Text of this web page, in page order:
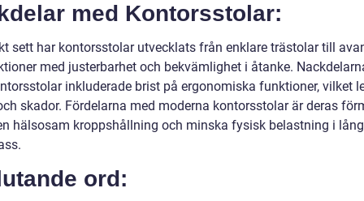
med Kontorsstolar:
sett har kontorsstolar utvecklats från enklare trästolar till
med justerbarhet och bekvämlighet i åtanke.
inkluderade brist på ergonomiska funktioner, vilket
skador. Fördelarna med moderna kontorsstolar är deras
hälsosam kroppshållning och minska fysisk belastning i
ord: